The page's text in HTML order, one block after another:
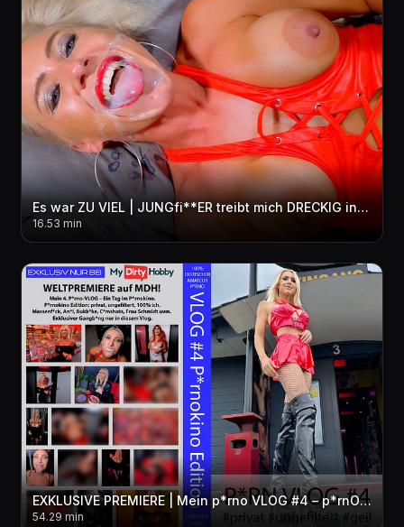
Es war ZU VIEL | JUNGfi**ER treibt mich DRECKIG in den per***sen WAHNSINN! 3LOCH + FACIAL + pi**E
16.53 min
EXKLUSIVE PREMIERE | Mein p*rno VLOG #4 – p*rnOKINO Edition! privat-ungefiltert-geil! Exklusiver GB
54.29 min